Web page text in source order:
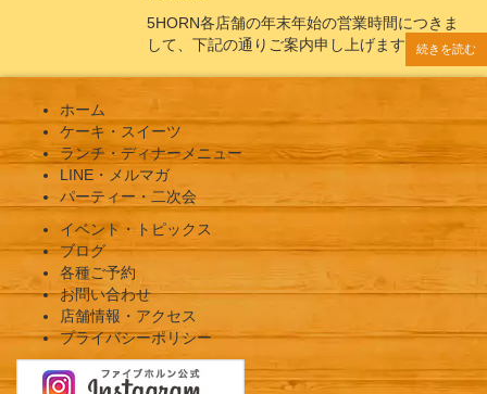
続きを読む
続きを読む
続きを読む
続きを読む
5HORN各店舗の年末年始の営業時間につきま
して、下記の通りご案内申し上げます。 年続きを読む
ホーム
ケーキ・スイーツ
ランチ・ディナーメニュー
LINE・メルマガ
パーティー・二次会
イベント・トピックス
ブログ
各種ご予約
お問い合わせ
店舗情報・アクセス
プライバシーポリシー